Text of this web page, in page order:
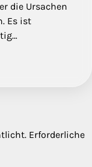
die Ursachen
Es ist
Erforderliche